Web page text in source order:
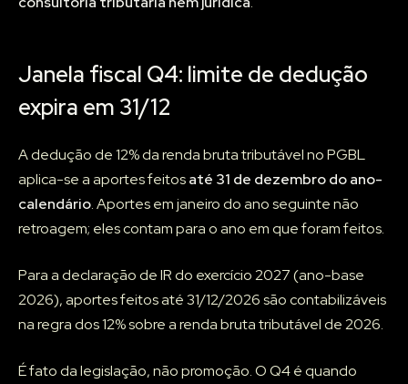
Janela fiscal Q4: limite de dedução
expira em 31/12
A dedução de 12% da renda bruta tributável no PGBL
aplica-se a aportes feitosaté 31 de dezembro do ano-
calendário. Aportes em janeiro do ano seguinte não
retroagem; eles contam para o ano em que foram feitos.
Para a declaração de IR do exercício 2027 (ano-base
2026), aportes feitos até 31/12/2026 são contabilizáveis
na regra dos 12% sobre a renda bruta tributável de 2026.
É fato da legislação, não promoção. O Q4 é quando